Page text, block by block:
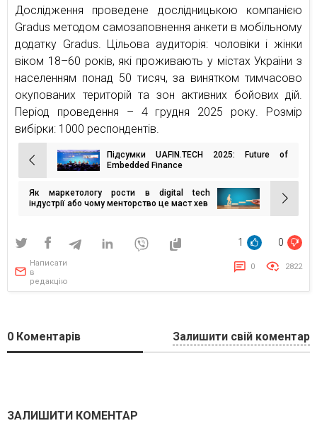
Дослідження проведене дослідницькою компанією
Gradus методом самозаповнення анкети в мобільному
додатку Gradus. Цільова аудиторія: чоловіки і жінки
віком 18–60 років, які проживають у містах України з
населенням понад 50 тисяч, за винятком тимчасово
окупованих територій та зон активних бойових дій.
Період проведення – 4 грудня 2025 року. Розмір
вибірки: 1000 респондентів.
Навігація
записів
Підсумки UAFIN.TECH 2025: Future of
Embedded Finance
Як маркетологу рости в digital tech
індустрії або чому менторство це маст хев
1 0
Написати
в
редакцію
0 2822
0 Коментарів Залишити свій коментар
ЗАЛИШИТИ КОМЕНТАР